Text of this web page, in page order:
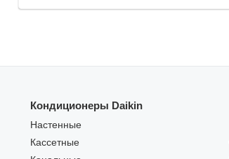
Кондиционеры Daikin
Настенные
Кассетные